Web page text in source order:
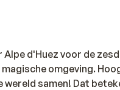
d'Huez voor de
omgeving.
samen! Dat